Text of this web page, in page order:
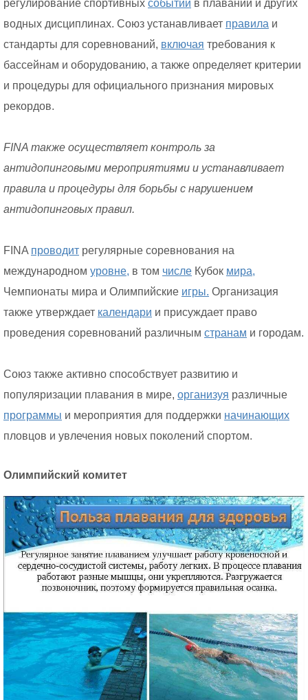
регулирование спортивных событий в плавании и других
водных дисциплинах. Союз устанавливает правила и
стандарты для соревнований, включая требования к
бассейнам и оборудованию, а также определяет критерии
и процедуры для официального признания мировых
рекордов.
FINA также осуществляет контроль за
антидопинговыми мероприятиями и устанавливает
правила и процедуры для борьбы с нарушением
антидопинговых правил.
FINA проводит регулярные соревнования на
международном уровне, в том числе Кубок мира,
Чемпионаты мира и Олимпийские игры. Организация
также утверждает календари и присуждает право
проведения соревнований различным странам и городам.
Союз также активно способствует развитию и
популяризации плавания в мире, организуя различные
программы и мероприятия для поддержки начинающих
пловцов и увлечения новых поколений спортом.
Олимпийский комитет